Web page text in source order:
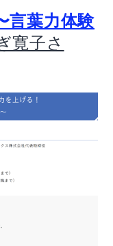
葉力体験
寛子さ